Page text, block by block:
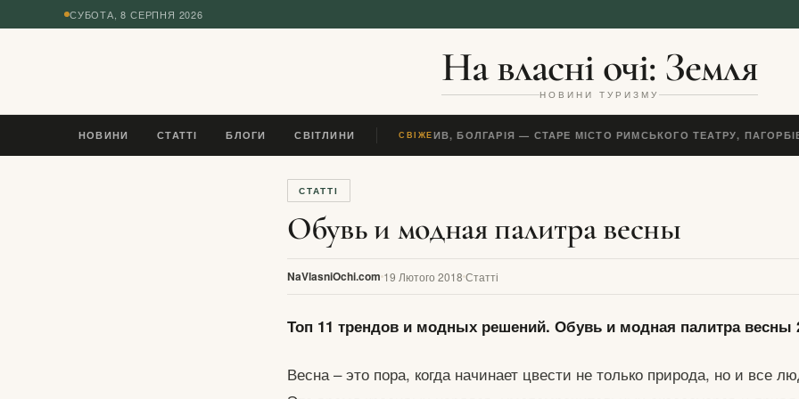
СУБОТА, 8 СЕРПНЯ 2026
На власні очі: Земля
НОВИНИ ТУРИЗМУ
НОВИНИ СТАТТІ БЛОГИ СВІТЛИНИ СВІЖЕ
ПЛОВДИВ, БОЛГАРІЯ — СТАРЕ МІСТО РИМСЬКОГО ТЕАТРУ,
СТАТТІ
Обувь и модная палитра весны
NaVlasniOchi.com 19 Лютого 2018 Статті
Топ 11 трендов и модных решений. Обувь и модная палитра весны
Весна – это пора, когда начинает цвести не только природа, но и все